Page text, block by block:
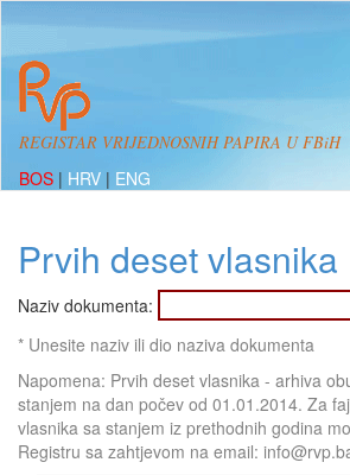
REGISTAR VRIJEDNOSNIH PAPIRA U FBiH
BOS | HRV | ENG
Prvih deset vlasnika
Naziv dokumenta:
* Unesite naziv ili dio naziva dokumenta
Napomena: Prvih deset vlasnika - arhiva
stanjem na dan počev od 01.01.2014. Za
vlasnika sa stanjem iz prethodnih godina
Registru sa zahtjevom na email: